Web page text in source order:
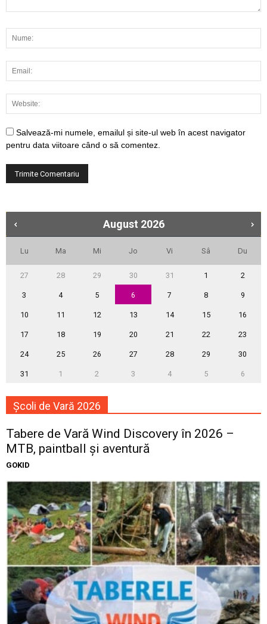
Salvează-mi numele, emailul și site-ul web în acest navigator
pentru data viitoare când o să comentez.
August 2026
Lu Ma Mi Jo Vi Sâ Du
27 28 29 30 31 1 2
3 4 5 6 7 8 9
10 11 12 13 14 15 16
17 18 19 20 21 22 23
24 25 26 27 28 29 30
31 1 2 3 4 5 6
Școli de Vară 2026
Tabere de Vară Wind Discovery în 2026 –
MTB, paintball și aventură
GOKID